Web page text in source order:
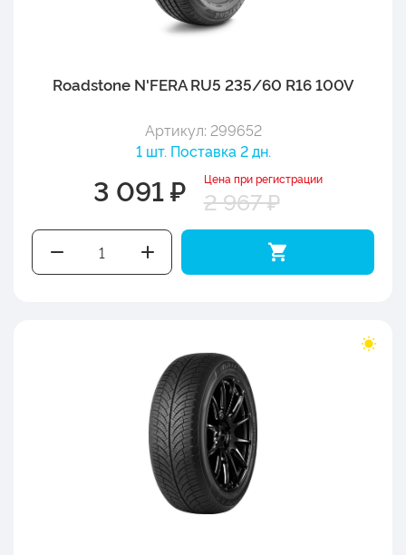
Roadstone N'FERA RU5 235/60 R16 100V
Артикул: 299652
1 шт. Поставка 2 дн.
3 091 ₽ Цена при регистрации
2 967 ₽